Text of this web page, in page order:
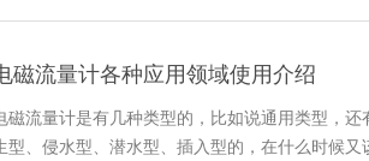
磁流量计各种应用领域使用介绍
磁流量计是有几种类型的，比如说通用类型，
型、侵水型、潜水型、插入型的，在什么时候